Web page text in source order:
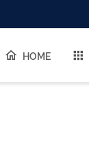
HOME